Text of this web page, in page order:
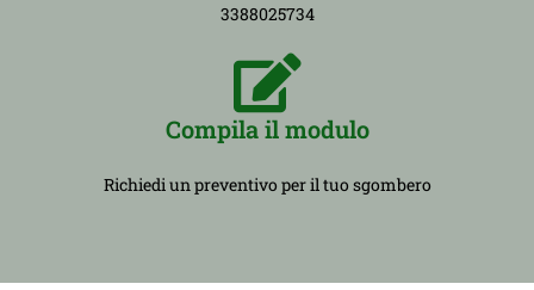
3388025734
Compila il modulo
Richiedi un preventivo per il tuo sgombero